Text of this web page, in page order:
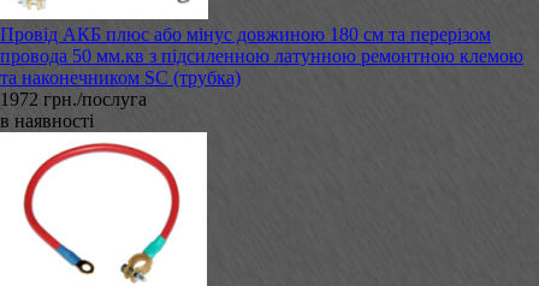
Провід АКБ плюс або мінус довжиною 180 см та перерізом
провода 50 мм.кв з підсиленною латунною ремонтною клемою
та наконечником SC (трубка)
1972 грн./послуга
в наявності